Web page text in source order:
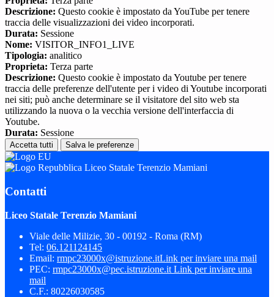
Descrizione: Questo cookie è impostato da YouTube per tenere
traccia delle visualizzazioni dei video incorporati.
Durata: Sessione
Nome: VISITOR_INFO1_LIVE
Tipologia: analitico
Proprieta: Terza parte
Descrizione: Questo cookie è impostato da Youtube per tenere
traccia delle preferenze dell'utente per i video di Youtube incorporati
nei siti; può anche determinare se il visitatore del sito web sta
utilizzando la nuova o la vecchia versione dell'interfaccia di
Youtube.
Durata: Sessione
Accetta tutti Salva le preferenze
Liceo Statale Terenzio Mamiani
Contatti
Liceo Statale Terenzio Mamiani
Viale delle Milizie, 30 - 00192 - Roma (RM)
Tel: 06.121124145
Email: rmpc23000x@istruzione.itLink per inviare una mail
PEC: rmpc23000x@pec.istruzione.it Link per inviare una
mail
C.F.: 80226030585